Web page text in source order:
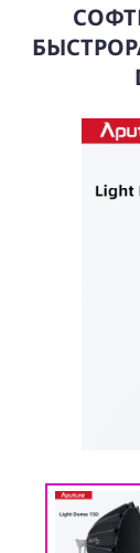
(STD) СТОЙКИ
(SND)
(CMM) СВЯЗЬ
TIMECODE
(DAT)
(BAG)
(FRN) МЕБЕЛЬ И